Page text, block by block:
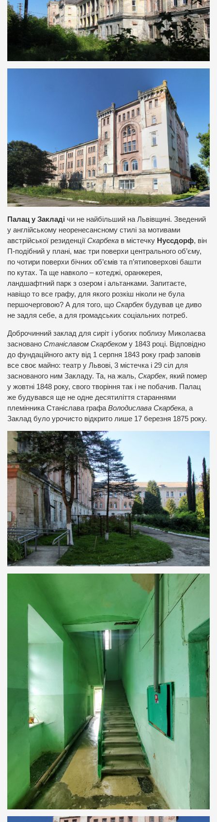
Палац у Закладі чи не найбільший на Львівщині. Зведений
у англійському неоренесансному стилі за мотивами
австрійської резиденції Скарбека в містечку Нуссдорф, він
П-подібний у плані, має три поверхи центрального об’єму,
по чотири поверхи бічних об’ємів та п’ятиповерхові башти
по кутах. Та ще навколо – котеджі, оранжерея,
ландшафтний парк з озером і альтанками. Запитаєте,
навіщо то все графу, для якого розкіш ніколи не була
першочерговою? А для того, що Скарбек будував це диво
не задля себе, а для громадських соціальних потреб.
Доброчинний заклад для сиріт і убогих поблизу Миколаєва
засновано Станіславом Скарбеком у 1843 році. Відповідно
до фундаційного акту від 1 серпня 1843 року граф заповів
все своє майно: театр у Львові, 3 містечка і 29 сіл для
заснованого ним Закладу. Та, на жаль, Скарбек, який помер
у жовтні 1848 року, свого творіння так і не побачив. Палац
же будувався ще не одне десятиліття стараннями
племінника Станіслава графа Володислава Скарбека, а
Заклад було урочисто відкрито лише 17 березня 1875 року.